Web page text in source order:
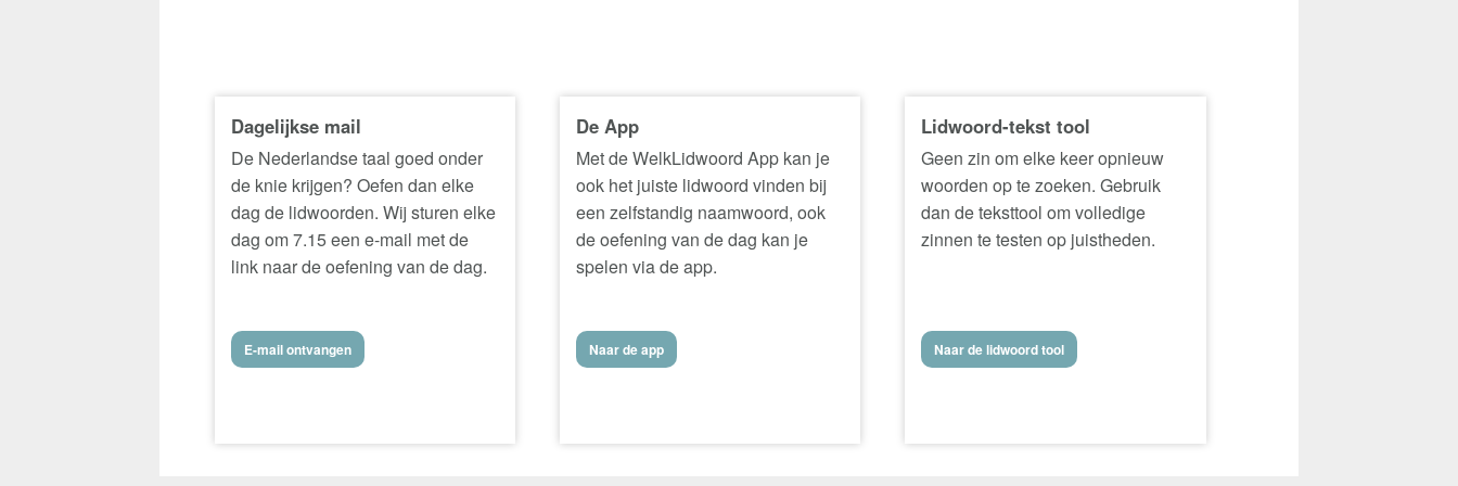
Dagelijkse mail
De Nederlandse taal goed onder
de knie krijgen? Oefen dan elke
dag de lidwoorden. Wij sturen elke
dag om 7.15 een e-mail met de
link naar de oefening van de dag.
E-mail ontvangen
De App
Met de WelkLidwoord App kan je
ook het juiste lidwoord vinden bij
een zelfstandig naamwoord, ook
de oefening van de dag kan je
spelen via de app.
Naar de app
Lidwoord-tekst tool
Geen zin om elke keer opnieuw
woorden op te zoeken. Gebruik
dan de teksttool om volledige
zinnen te testen op juistheden.
Naar de lidwoord tool